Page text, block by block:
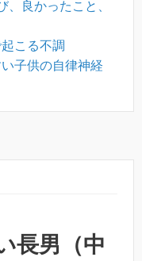
、良かったこと、
こる不調
子供の自律神経
長男（中